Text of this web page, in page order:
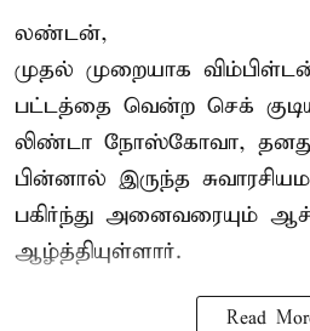
லண்டன்,
முதல் முறையாக
பட்டத்தை வென்ற செக்
லிண்டா நோஸ்கோவா,
பின்னால் இருந்த
பகிர்ந்து அனைவரையும்
ஆழ்த்தியுள்ளார்.
Read